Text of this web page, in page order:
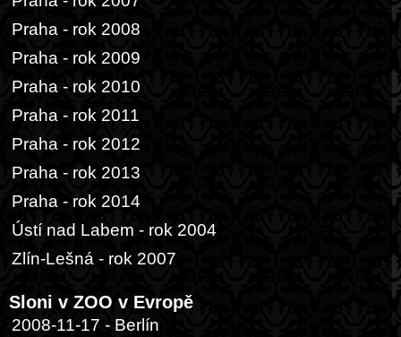
Praha - rok 2008
Praha - rok 2009
Praha - rok 2010
Praha - rok 2011
Praha - rok 2012
Praha - rok 2013
Praha - rok 2014
Ústí nad Labem - rok 2004
Zlín-Lešná - rok 2007
Sloni v ZOO v Evropě
2008-11-17 - Berlín